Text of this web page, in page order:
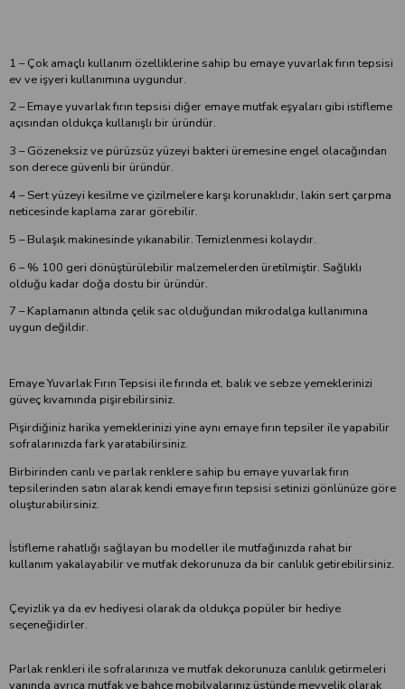
1 – Çok amaçlı kullanım özelliklerine sahip bu emaye yuvarlak fırın tepsisi
ev ve işyeri kullanımına uygundur.
2 – Emaye yuvarlak fırın tepsisi diğer emaye mutfak eşyaları gibi istifleme
açısından oldukça kullanışlı bir üründür.
3 – Gözeneksiz ve pürüzsüz yüzeyi bakteri üremesine engel olacağından
son derece güvenli bir üründür.
4 – Sert yüzeyi kesilme ve çizilmelere karşı korunaklıdır, lakin sert çarpma
neticesinde kaplama zarar görebilir.
5 – Bulaşık makinesinde yıkanabilir. Temizlenmesi kolaydır.
6 – % 100 geri dönüştürülebilir malzemelerden üretilmiştir. Sağlıklı
olduğu kadar doğa dostu bir üründür.
7 – Kaplamanın altında çelik sac olduğundan mikrodalga kullanımına
uygun değildir.
Emaye Yuvarlak Fırın Tepsisi ile fırında et, balık ve sebze yemeklerinizi
güveç kıvamında pişirebilirsiniz.
Pişirdiğiniz harika yemeklerinizi yine aynı emaye fırın tepsiler ile yapabilir
sofralarınızda fark yaratabilirsiniz.
Birbirinden canlı ve parlak renklere sahip bu emaye yuvarlak fırın
tepsilerinden satın alarak kendi emaye fırın tepsisi setinizi gönlünüze göre
oluşturabilirsiniz.
İstifleme rahatlığı sağlayan bu modeller ile mutfağınızda rahat bir
kullanım yakalayabilir ve mutfak dekorunuza da bir canlılık getirebilirsiniz.
Çeyizlik ya da ev hediyesi olarak da oldukça popüler bir hediye
seçeneğidirler.
Parlak renkleri ile sofralarınıza ve mutfak dekorunuza canlılık getirmeleri
yanında ayrıca mutfak ve bahçe mobilyalarınız üstünde meyvelik olarak